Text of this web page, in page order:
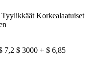
Korkealaatuiset
7,2 $ 3000 + $ 6,85